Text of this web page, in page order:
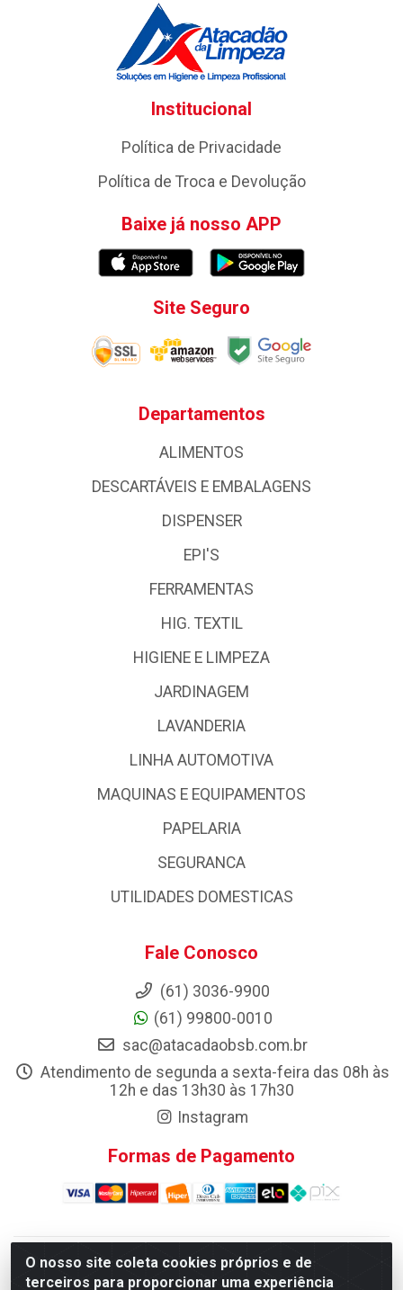
O nosso site coleta cookies próprios e de
terceiros para proporcionar uma experiência
Institucional
Política de Privacidade
Política de Troca e Devolução
Baixe já nosso APP
Site Seguro
Departamentos
ALIMENTOS
DESCARTÁVEIS E EMBALAGENS
DISPENSER
EPI'S
FERRAMENTAS
HIG. TEXTIL
HIGIENE E LIMPEZA
JARDINAGEM
LAVANDERIA
LINHA AUTOMOTIVA
MAQUINAS E EQUIPAMENTOS
PAPELARIA
SEGURANCA
UTILIDADES DOMESTICAS
Fale Conosco
(61) 3036-9900
(61) 99800-0010
sac@atacadaobsb.com.br
Atendimento de segunda a sexta-feira das 08h às
12h e das 13h30 às 17h30
Instagram
Formas de Pagamento
Atacadao da Limpeza F. Pereira Queiroz Comercio e
Distribuicao LTDA - Quadra Qi 10 Lotes 39 e, 41 - Setor